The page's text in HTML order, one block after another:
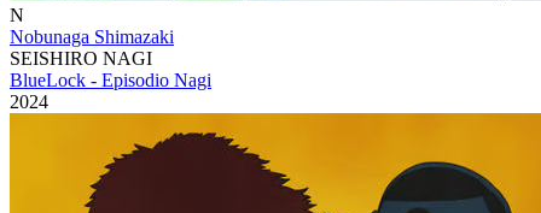
N
Nobunaga Shimazaki
SEISHIRO NAGI
BlueLock - Episodio Nagi
2024